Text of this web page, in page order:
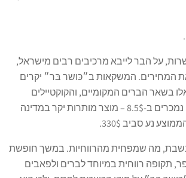
על הבר לייבא מרכיבים רבים מישראל,
המחירים. המשקאות ב״כּושר בּר״ יקרים
בשאר הברים המקומיים, והקוקטיילים
הביתיים שהוא מכין נמכרים ב-8.5$ – מוצר מותרות יקר במדינה
נע סביב 330$.
מה שמפחית מהרווחיות. במשך חופשת
תקופה רווחית במיוחד לברים ולפאבים